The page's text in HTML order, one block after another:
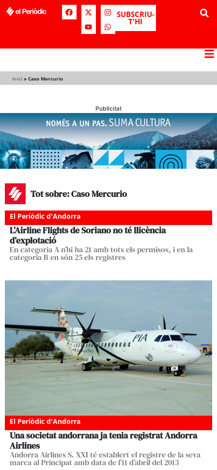
SUBSCRIU-
T'HI
Inici » Caso Mercurio
Publicitat
Tot sobre: Caso Mercurio
El Periòdic d'Andorra
L’Airline Flights de Soriano no té llicència
d’explotació
En categoria A n’hi ha 21 amb tots els permisos, i en la
categoria B en són 25 els registres
El Periòdic d'Andorra
Una societat andorrana ja tenia registrat Andorra
Airlines
Andorra Airlines S. XXI té establert el registre de la seva
marca al Principat amb data de l’11 d’abril del 2013